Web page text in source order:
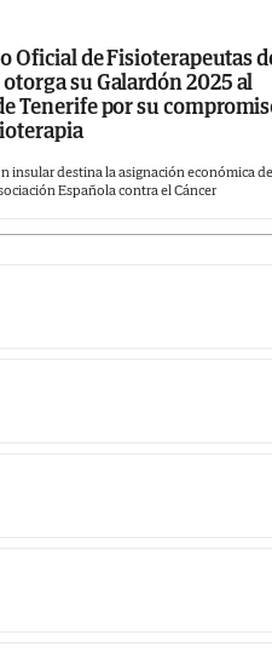
Oficial de Fisioterapeutas
su Galardón 2025 al
Tenerife por su
insular destina la asignación económica
Española contra el Cáncer